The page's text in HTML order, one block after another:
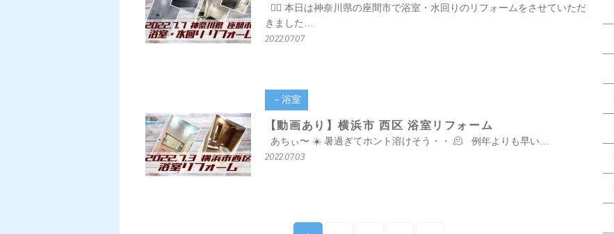
💁‍♀️ 本日は神奈川県の座間市で浴室・水回りのリフォームをさせていただ
きました…
2022.07.07
－浴室
【動画あり】横浜市 西区 浴室リフォーム
あちぃ〜 ☀️ 暑過ぎてホント溶けそう・・ 🫠 例年よりも早い…
2022.07.03